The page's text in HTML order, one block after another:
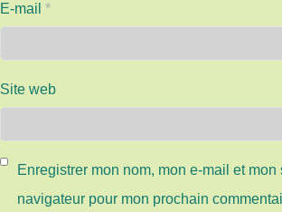
E-mail *
Site web
Enregistrer mon nom, mon e-mail et mon
navigateur pour mon prochain